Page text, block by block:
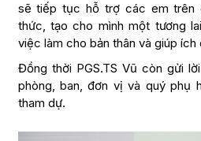
sẽ tiếp tục hỗ trợ các em trên
thức, tạo cho mình một tương
việc làm cho bản thân và giúp ích
Đồng thời PGS.TS Vũ còn gửi
phòng, ban, đơn vị và quý phụ
tham dự.